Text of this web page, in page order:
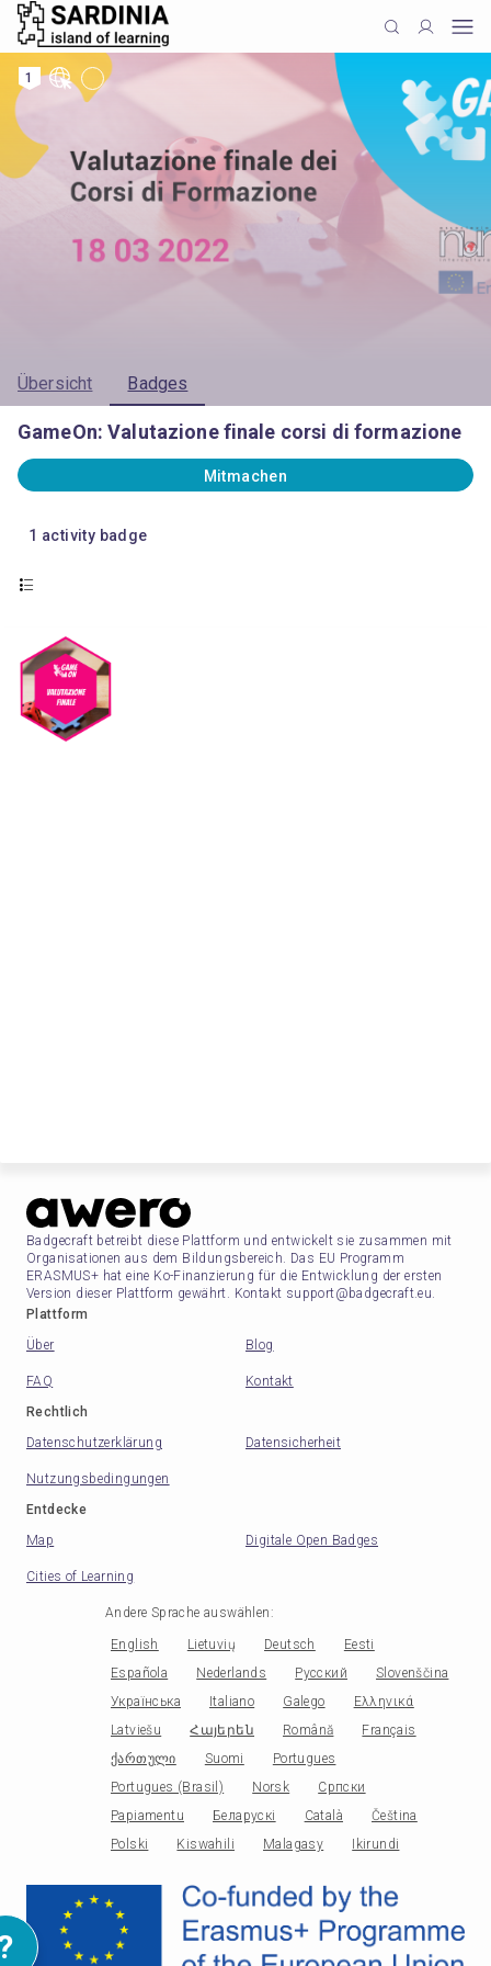
1
Übersicht Badges
GameOn: Valutazione finale corsi di formazione
Mitmachen
1 activity badge
Badgecraft betreibt diese Plattform und entwickelt sie zusammen mit
Organisationen aus dem Bildungsbereich. Das EU Programm
ERASMUS+ hat eine Ko-Finanzierung für die Entwicklung der ersten
Version dieser Plattform gewährt. Kontakt support@badgecraft.eu.
Plattform
Über
Blog
FAQ
Kontakt
Rechtlich
Datenschutzerklärung
Datensicherheit
Nutzungsbedingungen
Entdecke
Map
Digitale Open Badges
Cities of Learning
Andere Sprache auswählen :
English Lietuvių Deutsch
Eesti
Española
Nederlands Русский
Slovenščina
Українська
Italiano Galego
Ελληνικά
Latviešu
Հայերեն Română
Français
ქართული
Suomi
Portugues
Portugues (Brasil)
Norsk
Српски
Papiamentu
Беларускі Català
Čeština
Polski
Kiswahili Malagasy Ikirundi